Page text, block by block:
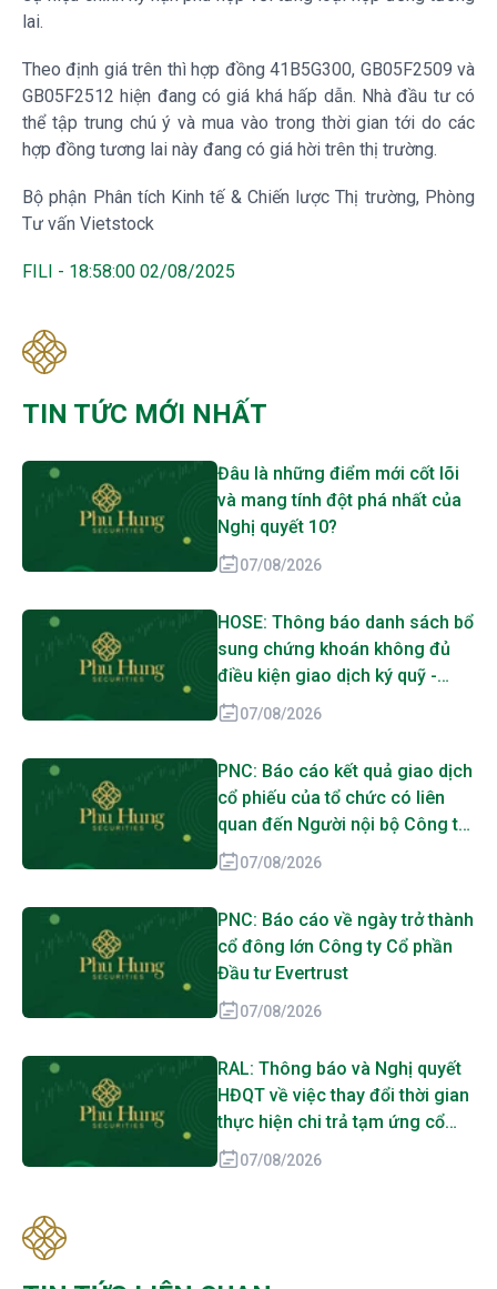
lai.
Theo định giá trên thì hợp đồng 41B5G300, GB05F2509 và
GB05F2512 hiện đang có giá khá hấp dẫn. Nhà đầu tư có
thể tập trung chú ý và mua vào trong thời gian tới do các
hợp đồng tương lai này đang có giá hời trên thị trường.
Bộ phận Phân tích Kinh tế & Chiến lược Thị trường, Phòng
Tư vấn Vietstock
FILI - 18:58:00 02/08/2025
TIN TỨC MỚI NHẤT
Đâu là những điểm mới cốt lõi
và mang tính đột phá nhất của
Nghị quyết 10?
07/08/2026
HOSE: Thông báo danh sách bổ
sung chứng khoán không đủ
điều kiện giao dịch ký quỹ -
DMX
07/08/2026
PNC: Báo cáo kết quả giao dịch
cổ phiếu của tổ chức có liên
quan đến Người nội bộ Công ty
Cổ phần Đầu tư Evertrust, Công
07/08/2026
PNC: Báo cáo về ngày trở thành
cổ đông lớn Công ty Cổ phần
Đầu tư Evertrust
07/08/2026
RAL: Thông báo và Nghị quyết
HĐQT về việc thay đổi thời gian
thực hiện chi trả tạm ứng cổ
tức đợt 1 năm 2026
07/08/2026